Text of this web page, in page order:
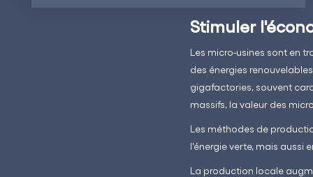
Stimuler
Les micro-usines sont en
des énergies
gigafactories, souvent
massifs, la valeur des
Les méthodes de
l'énergie verte, mais aussi
La production locale